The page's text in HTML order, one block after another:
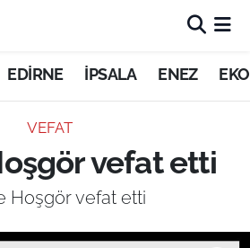
EDİRNE İPSALA ENEZ
VEFAT
vefat etti
Hoşgör vefat etti